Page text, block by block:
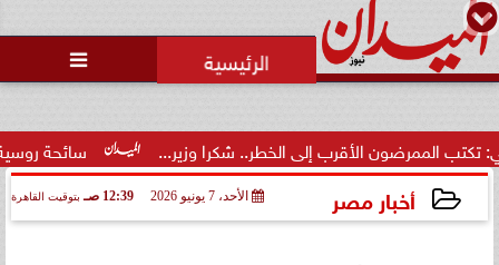

سائحة روسية لـ”مراسي”: الأقرب إلى الخطر.. شكرا وزير...
أخبار مصر الأحد، 7 يونيو 2026 12:39 صـ بتوقيت القاهرة